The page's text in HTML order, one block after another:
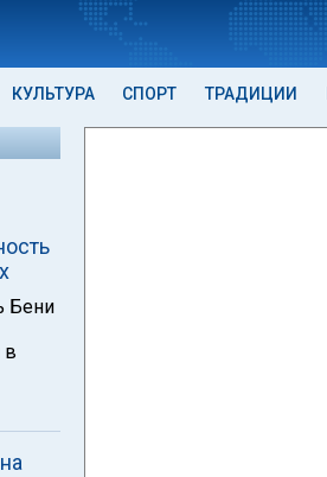
КУЛЬТУРА СПОРТ ТРАДИЦИИ
Бени
в